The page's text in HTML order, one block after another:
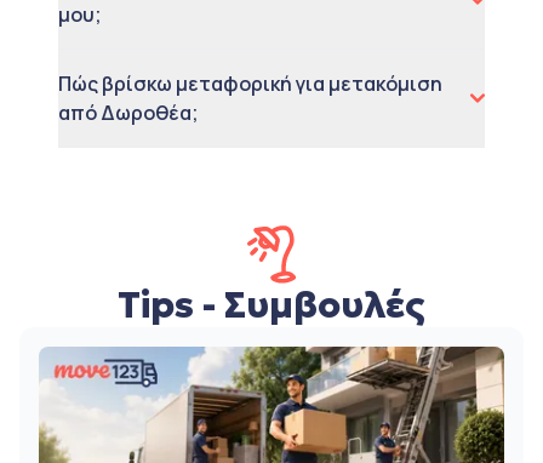
μου;
Πώς βρίσκω μεταφορική για μετακόμιση
από Δωροθέα;
Tips - Συμβουλές